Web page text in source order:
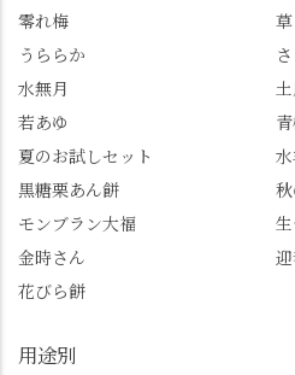
崩れてしまいました。
リ会員の登録はほんと
うにおすすめ。ポイン
トもすぐに貯まります
し、いろんな特典もあ
していない人はぜひこ
の機会に会員登録もし
てみてね。 みなさんは
この中で気になったも
すめ品ばかりです。よ
零れ梅
うららか
水無月
若あゆ
夏のお試しセット
黒糖栗あん餅
モンブラン大福
金時さん
花びら餅
用途別